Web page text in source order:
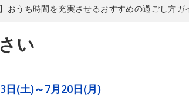
おうち時間を充実させるおすすめの過ごし方ガ
い
日(土)～7月20日(月)